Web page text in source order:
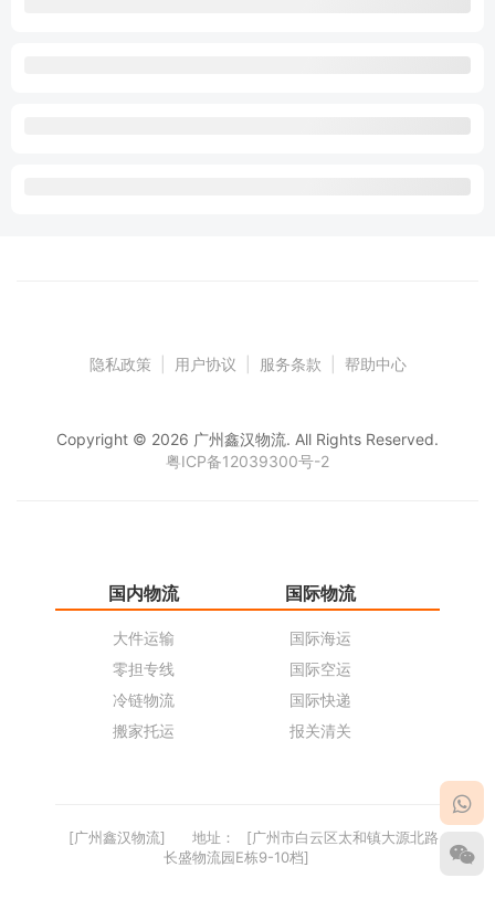
隐私政策 用户协议 服务条款 帮助中心
Copyright © 2026 广州鑫汉物流. All Rights Reserved.
粤ICP备12039300号-2
国内物流
大件运输
零担专线
冷链物流
搬家托运
国际物流
国际海运
国际空运
国际快递
报关清关
[广州鑫汉物流] 地址：
[广州市白云区太和镇大源北路
长盛物流园E栋9-10档]